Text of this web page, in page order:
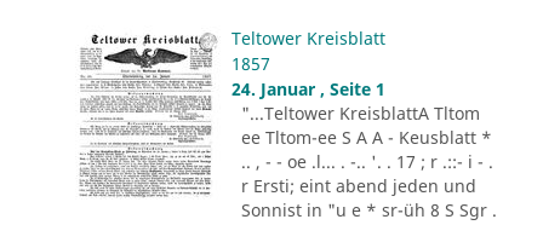
Teltower Kreisblatt
1857
24. Januar , Seite 1
"...Teltower KreisblattA Tltom
ee Tltom-ee S A A - Keusblatt *
.. , - - oe .l... . -.. '. . 17 ; r .::- i - .
r Ersti; eint abend jeden und
Sonnist in "u e * sr-üh 8 S Sgr .